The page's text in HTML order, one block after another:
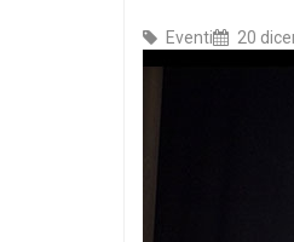
Eventi 20